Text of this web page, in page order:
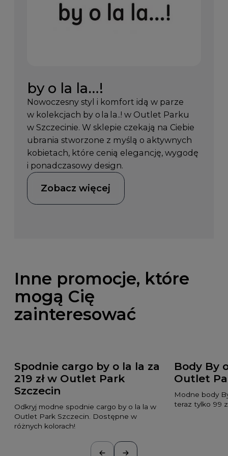
by o la la…!
Nowoczesny styl i komfort idą w parze
w kolekcjach by o la la..! w Outlet Parku
w Szczecinie. W sklepie czekają na Ciebie
ubrania stworzone z myślą o aktywnych
kobietach, które cenią elegancję, wygodę
i ponadczasowy design.
Zobacz więcej
Inne promocje, które
mogą Cię
zainteresować
Spodnie cargo by o la la za
219 zł w Outlet Park
Szczecin
Odkryj modne spodnie cargo by o la la w
Outlet Park Szczecin. Dostępne w
różnych kolorach!
Body By
Outlet
Modne body
teraz tylko 99